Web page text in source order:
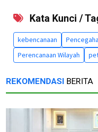
Kata Kunci /
kebencanaan
Perencanaan Wilayah
REKOMENDASI BERITA